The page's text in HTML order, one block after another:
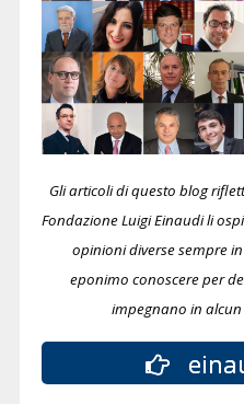
Gli articoli di questo blog
Fondazione Luigi Einaudi li
opinioni diverse sempre
eponimo conoscere per
impegnano in